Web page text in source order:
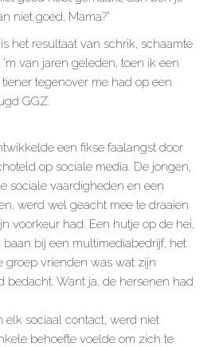
niet goed, Mama?”
het resultaat van schrik, schaamte
van jaren geleden, toen ik een
tegenover me had op een
GGZ.
een fikse faalangst door
op sociale media. De jongen,
sociale vaardigheden en een
werd wel geacht mee te draaien
voorkeur had. Een hutje op de hei,
bij een multimediabedrijf, het
groep vrienden was wat zijn
bedacht. Want ja, de hersenen had
elk sociaal contact, werd niet
behoefte voelde om zich te